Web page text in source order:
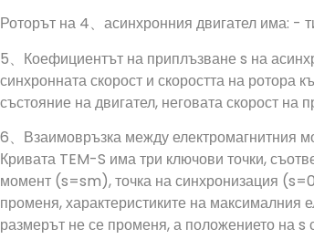
Роторът на 4、асинхронния двигател има: -
5、Коефициентът на приплъзване s на
синхронната скорост и скоростта на ротора
състояние на двигател, неговата скорост на
6、Взаимовръзка между електромагнитния
Кривата TEM-S има три ключови точки,
момент (s=sm), точка на синхронизация
променя, характеристиките на максималния
размерът не се променя, а положението на s